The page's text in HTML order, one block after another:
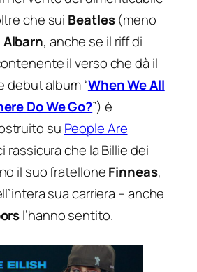
che sui Beatles(meno
, anche se il riff di
il verso che dà il
debut album “When We All
Do We Go?”) è
su People Are
rassicura che la Billie dei
il suo fratelloneFinneas,
sua carriera – anche
l’hanno sentito.